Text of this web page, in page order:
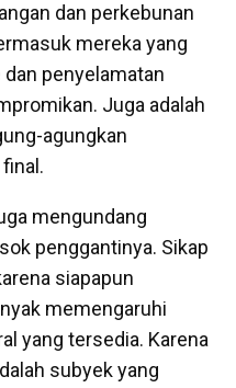
dan perkebunan
mereka yang
penyelamatan
Juga adalah
agungkan
mengundang
penggantinya. Sikap
siapapun
memengaruhi
yang tersedia. Karena
subyek yang